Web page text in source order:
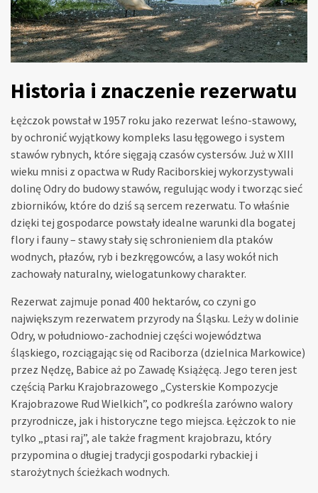
Historia i znaczenie rezerwatu
Łężczok powstał w 1957 roku jako rezerwat leśno-stawowy,
by ochronić wyjątkowy kompleks lasu łęgowego i system
stawów rybnych, które sięgają czasów cystersów. Już w XIII
wieku mnisi z opactwa w Rudy Raciborskiej wykorzystywali
dolinę Odry do budowy stawów, regulując wody i tworząc sieć
zbiorników, które do dziś są sercem rezerwatu. To właśnie
dzięki tej gospodarce powstały idealne warunki dla bogatej
flory i fauny – stawy stały się schronieniem dla ptaków
wodnych, płazów, ryb i bezkręgowców, a lasy wokół nich
zachowały naturalny, wielogatunkowy charakter.
Rezerwat zajmuje ponad 400 hektarów, co czyni go
największym rezerwatem przyrody na Śląsku. Leży w dolinie
Odry, w południowo-zachodniej części województwa
śląskiego, rozciągając się od Raciborza (dzielnica Markowice)
przez Nędzę, Babice aż po Zawadę Książęcą. Jego teren jest
częścią Parku Krajobrazowego „Cysterskie Kompozycje
Krajobrazowe Rud Wielkich”, co podkreśla zarówno walory
przyrodnicze, jak i historyczne tego miejsca. Łężczok to nie
tylko „ptasi raj”, ale także fragment krajobrazu, który
przypomina o długiej tradycji gospodarki rybackiej i
starożytnych ścieżkach wodnych.